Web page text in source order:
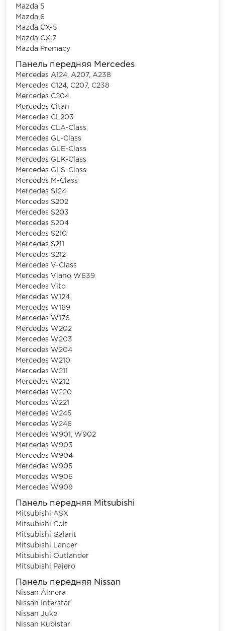
Mazda 5
Mazda 6
Mazda CX-5
Mazda CX-7
Mazda Premacy
Панель передняя Mercedes
Mercedes A124, A207, A238
Mercedes C124, C207, C238
Mercedes C204
Mercedes Citan
Mercedes CL203
Mercedes CLA-Class
Mercedes GL-Class
Mercedes GLE-Class
Mercedes GLK-Class
Mercedes GLS-Class
Mercedes M-Class
Mercedes S124
Mercedes S202
Mercedes S203
Mercedes S204
Mercedes S210
Mercedes S211
Mercedes S212
Mercedes V-Class
Mercedes Viano W639
Mercedes Vito
Mercedes W124
Mercedes W169
Mercedes W176
Mercedes W202
Mercedes W203
Mercedes W204
Mercedes W210
Mercedes W211
Mercedes W212
Mercedes W220
Mercedes W221
Mercedes W245
Mercedes W246
Mercedes W901, W902
Mercedes W903
Mercedes W904
Mercedes W905
Mercedes W906
Mercedes W909
Панель передняя Mitsubishi
Mitsubishi ASX
Mitsubishi Colt
Mitsubishi Galant
Mitsubishi Lancer
Mitsubishi Outlander
Mitsubishi Pajero
Панель передняя Nissan
Nissan Almera
Nissan Interstar
Nissan Juke
Nissan Kubistar